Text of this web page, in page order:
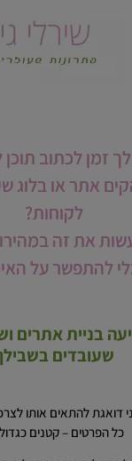
לך זמן לכתוב
אתר או בלוג
לקוחות?
את זה
להתפשר על
בניית אתרים
שעובדים
דואגת להתאים אותו
כל הפרטים – קטנים